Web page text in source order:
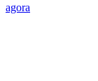
agora